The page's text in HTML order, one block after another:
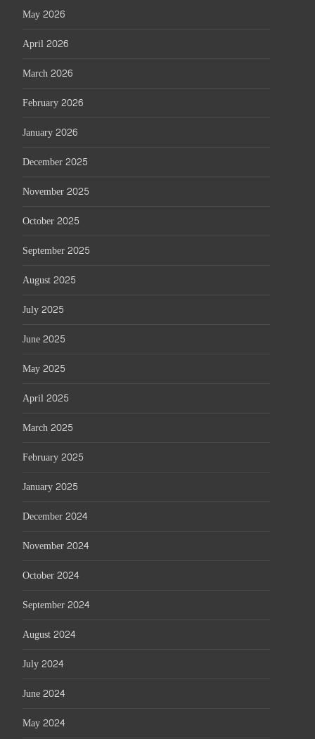
May 2026
April 2026
March 2026
February 2026
January 2026
December 2025
November 2025
October 2025
September 2025
August 2025
July 2025
June 2025
May 2025
April 2025
March 2025
February 2025
January 2025
December 2024
November 2024
October 2024
September 2024
August 2024
July 2024
June 2024
May 2024